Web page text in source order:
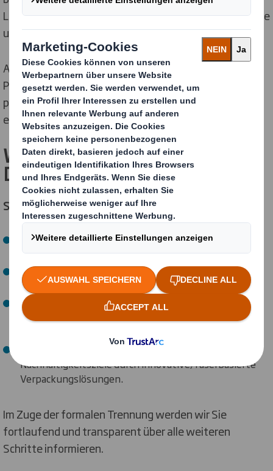
Lieferketten zu optimieren und die Nachhaltigkeitsziele
unserer Kunden zu unterstützen.
Auch künftig erhalten unsere Kunden die hohe
Produktqualität, den zuverlässigen Service und die
partnerschaftliche Zusammenarbeit, die sie von uns
erwarten.
Was dies für Sie als Kunde von
DS Smith bedeutet
Sie können weiterhin auf Folgendes zählen:
Keine Änderung Ihrer Ansprechpersonen - Ihre
gewohnten Kontakte bleiben unverändert.
Keine Änderung Ihrer Verträge oder Konditionen zum
aktuellen Zeitpunkt.
Die kontinuierliche Lieferung der gleichen
hochwertigen Produkte und Services, auf die Sie sich
Eine unveränderte Unterstützung Ihrer
Nachhaltigkeitsziele durch innovative, faserbasierte
Verpackungslösungen.
Im Zuge der formalen Trennung werden wir Sie
fortlaufend und transparent über alle weiteren
Schritte informieren.